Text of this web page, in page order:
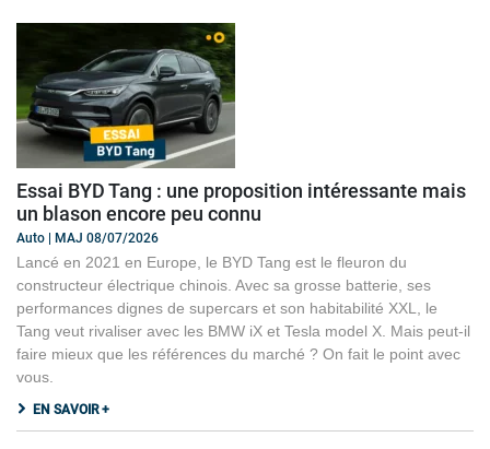
Essai BYD Tang : une proposition intéressante mais
un blason encore peu connu
Auto | MAJ 08/07/2026
Lancé en 2021 en Europe, le BYD Tang est le fleuron du
constructeur électrique chinois. Avec sa grosse batterie, ses
performances dignes de supercars et son habitabilité XXL, le
Tang veut rivaliser avec les BMW iX et Tesla model X. Mais peut-il
faire mieux que les références du marché ? On fait le point avec
vous.
EN SAVOIR +